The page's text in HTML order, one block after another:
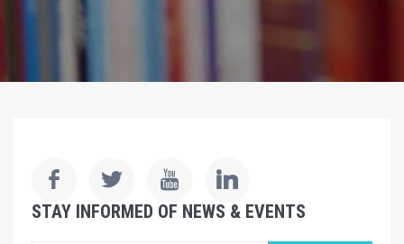
STAY INFORMED OF NEWS & EVENTS